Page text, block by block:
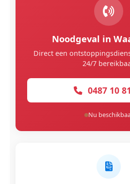
Noodgeval in
Direct een
24/7
0487 10
Nu